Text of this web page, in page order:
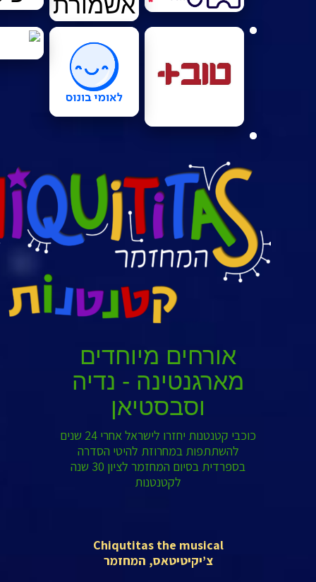
אורחים מיוחדים
מארגנטינה - נדיה
וסבסטיאן
כוכבי קטנטנות יחזרו לישראל אחרי 24 שנים
להשתתפות במחרוזת להיטי הסדרה
בספרדית בסיום המחזמר לציון 30 שנה
לקטנטנות
Chiqutitas the musical
צ’יקיטיטאס, המחזמר